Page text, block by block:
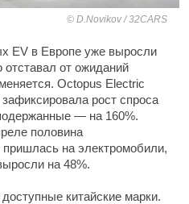
D.Novikov / 32CARS
EV в Европе уже выросли
отставал от ожиданий
Octopus Electric
рост спроса
— на 160%.
половина
пришлась на электромобили,
на 48%.
китайские марки.